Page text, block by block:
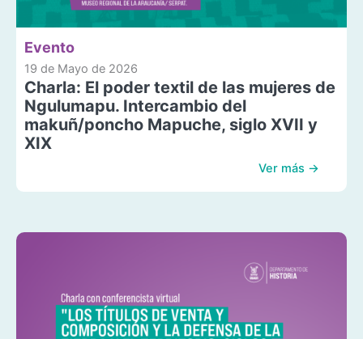
Evento
19 de Mayo de 2026
Charla: El poder textil de las mujeres de
Ngulumapu. Intercambio del
makuñ/poncho Mapuche, siglo XVII y
XIX
Ver más →